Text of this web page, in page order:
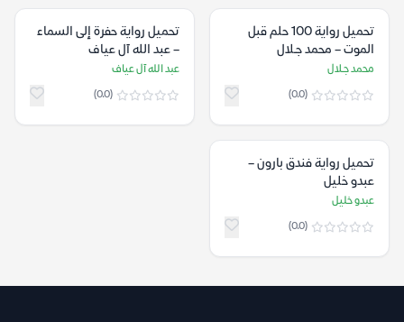
تحميل رواية 100 حلم قبل
الموت – محمد جـلال
محمد جـلال
(0.0)
تحميل رواية حفرة إلى السماء
– عبد الله آل عياف
عبد الله آل عياف
(0.0)
تحميل رواية فندق بارون –
عبدو خليل
عبدو خليل
(0.0)